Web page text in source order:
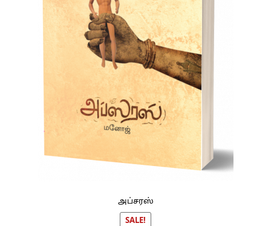
அப்சரஸ்
SALE!